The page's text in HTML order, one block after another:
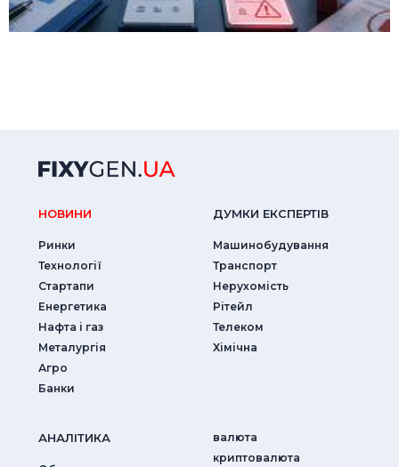
НОВИНИ
Ринки
Технології
Стартапи
Енергетика
Нафта і газ
Металургія
Агро
Банки
ДУМКИ ЕКСПЕРТIВ
Машинобудування
Транспорт
Нерухомість
Рітейл
Телеком
Хімічна
АНАЛIТИКА
валюта
криптовалюта